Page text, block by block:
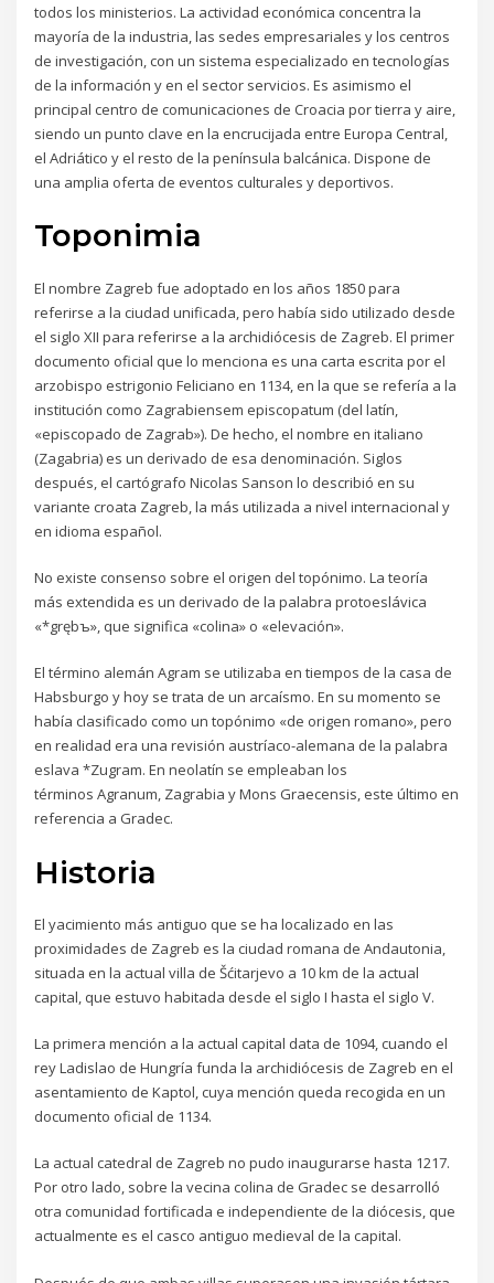
todos los ministerios. La actividad económica concentra la
mayoría de la industria, las sedes empresariales y los centros
de investigación, con un sistema especializado en tecnologías
de la información y en el sector servicios. Es asimismo el
principal centro de comunicaciones de Croacia por tierra y aire,
siendo un punto clave en la encrucijada entre Europa Central,
el Adriático y el resto de la península balcánica. Dispone de
una amplia oferta de eventos culturales y deportivos.
Toponimia
El nombre Zagreb fue adoptado en los años 1850 para
referirse a la ciudad unificada, pero había sido utilizado desde
el siglo XII para referirse a la archidiócesis de Zagreb. El primer
documento oficial que lo menciona es una carta escrita por el
arzobispo estrigonio Feliciano en 1134, en la que se refería a la
institución como Zagrabiensem episcopatum (del latín,
«episcopado de Zagrab»). De hecho, el nombre en italiano
(Zagabria) es un derivado de esa denominación. Siglos
después, el cartógrafo Nicolas Sanson lo describió en su
variante croata Zagreb, la más utilizada a nivel internacional y
en idioma español.
No existe consenso sobre el origen del topónimo. La teoría
más extendida es un derivado de la palabra protoeslávica
«*grębъ», que significa «colina» o «elevación».
El término alemán Agram se utilizaba en tiempos de la casa de
Habsburgo y hoy se trata de un arcaísmo. En su momento se
había clasificado como un topónimo «de origen romano», pero
en realidad era una revisión austríaco-alemana de la palabra
eslava *Zugram. En neolatín se empleaban los
términos Agranum, Zagrabia y Mons Graecensis, este último en
referencia a Gradec.
Historia
El yacimiento más antiguo que se ha localizado en las
proximidades de Zagreb es la ciudad romana de Andautonia,
situada en la actual villa de Šćitarjevo a 10 km de la actual
capital, que estuvo habitada desde el siglo I hasta el siglo V.
La primera mención a la actual capital data de 1094, cuando el
rey Ladislao de Hungría funda la archidiócesis de Zagreb en el
asentamiento de Kaptol, cuya mención queda recogida en un
documento oficial de 1134.
La actual catedral de Zagreb no pudo inaugurarse hasta 1217.
Por otro lado, sobre la vecina colina de Gradec se desarrolló
otra comunidad fortificada e independiente de la diócesis, que
actualmente es el casco antiguo medieval de la capital.